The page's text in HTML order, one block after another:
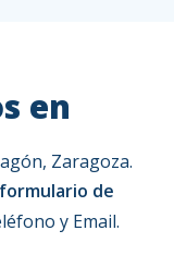
en
Zaragoza.
de
y Email.